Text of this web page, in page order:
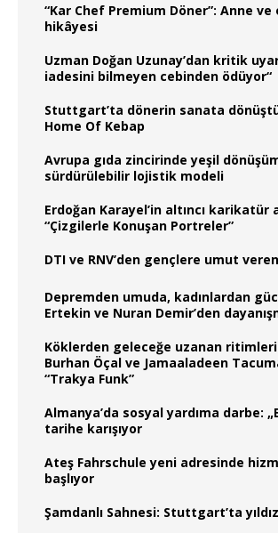
“Kar Chef Premium Döner”: Anne
hikâyesi
Uzman Doğan Uzunay’dan kritik
iadesini bilmeyen cebinden ödüyor“
Stuttgart’ta dönerin sanata
Home Of Kebap
Avrupa gıda zincirinde yeşil
sürdürülebilir lojistik modeli
Erdoğan Karayel’in altıncı karikatür
“Çizgilerle Konuşan Portreler”
DTI ve RNV’den gençlere umut
Depremden umuda, kadınlardan
Ertekin ve Nuran Demir’den
Köklerden geleceğe uzanan
Burhan Öçal ve Jamaaladeen
“Trakya Funk”
Almanya’da sosyal yardıma darbe:
tarihe karışıyor
Ateş Fahrschule yeni adresinde
başlıyor
Şamdanlı Sahnesi: Stuttgart’ta